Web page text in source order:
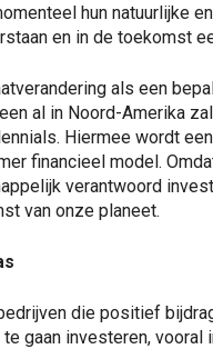
hun natuurlijke
en in de toekomst
als een
al in Noord-Amerika
Hiermee wordt
financieel model.
verantwoord
van onze planeet.
die positief
gaan investeren,